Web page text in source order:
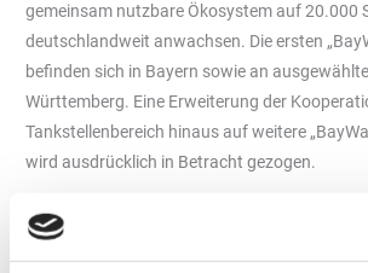
gemeinsam nutzbare Ökosystem auf 20.000
deutschlandweit anwachsen. Die ersten
befinden sich in Bayern sowie an
Württemberg. Eine Erweiterung der
Tankstellenbereich hinaus auf weitere
wird ausdrücklich in Betracht gezogen.
Als
Stan